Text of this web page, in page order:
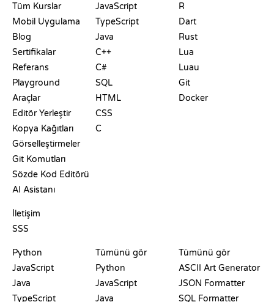
Tüm Kurslar
Mobil Uygulama
Blog
Sertifikalar
Referans
Playground
Araçlar
Editör Yerleştir
Kopya Kağıtları
Görselleştirmeler
Git Komutları
Sözde Kod Editörü
AI Asistanı
İletişim
SSS
JavaScript
TypeScript
Java
C++
C#
SQL
HTML
CSS
C
R
Dart
Rust
Lua
Luau
Git
Docker
Python
JavaScript
Java
TypeScript
Tümünü gör
Python
JavaScript
Java
Tümünü gör
ASCII Art Generator
JSON Formatter
SQL Formatter